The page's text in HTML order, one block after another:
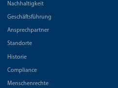
Nachhaltigkeit
Geschäftsführung
Ansprechpartner
Standorte
Historie
Compliance
Menschenrechte